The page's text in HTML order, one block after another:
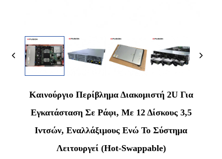
Καινούργιο Περίβλημα Διακομιστή 2U Για
Εγκατάσταση Σε Ράφι, Με 12 Δίσκους 3,5
Ιντσών, Εναλλάξιμους Ενώ Το Σύστημα
Λειτουργεί (hot-Swappable)